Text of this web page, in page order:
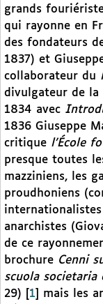
grands
qui rayonne en
des fondateurs
1837) et
collaborateur du
divulgateur de la
1834 avec
1836 Giuseppe
critique l’École
presque toutes
mazziniens, les
proudhoniens
anarchistes
de ce
brochure Cenni
scuola societaria
29)
1
mais les